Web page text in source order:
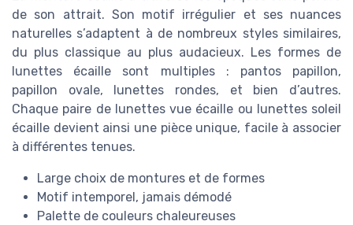
de son attrait. Son motif irrégulier et ses nuances
naturelles s’adaptent à de nombreux styles similaires,
du plus classique au plus audacieux. Les formes de
lunettes écaille sont multiples : pantos papillon,
papillon ovale, lunettes rondes, et bien d’autres.
Chaque paire de lunettes vue écaille ou lunettes soleil
écaille devient ainsi une pièce unique, facile à associer
à différentes tenues.
Large choix de montures et de formes
Motif intemporel, jamais démodé
Palette de couleurs chaleureuses